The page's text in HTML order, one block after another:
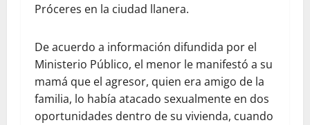
Próceres en la ciudad llanera.
De acuerdo a información difundida por el
Ministerio Público, el menor le manifestó a su
mamá que el agresor, quien era amigo de la
familia, lo había atacado sexualmente en dos
oportunidades dentro de su vivienda, cuando